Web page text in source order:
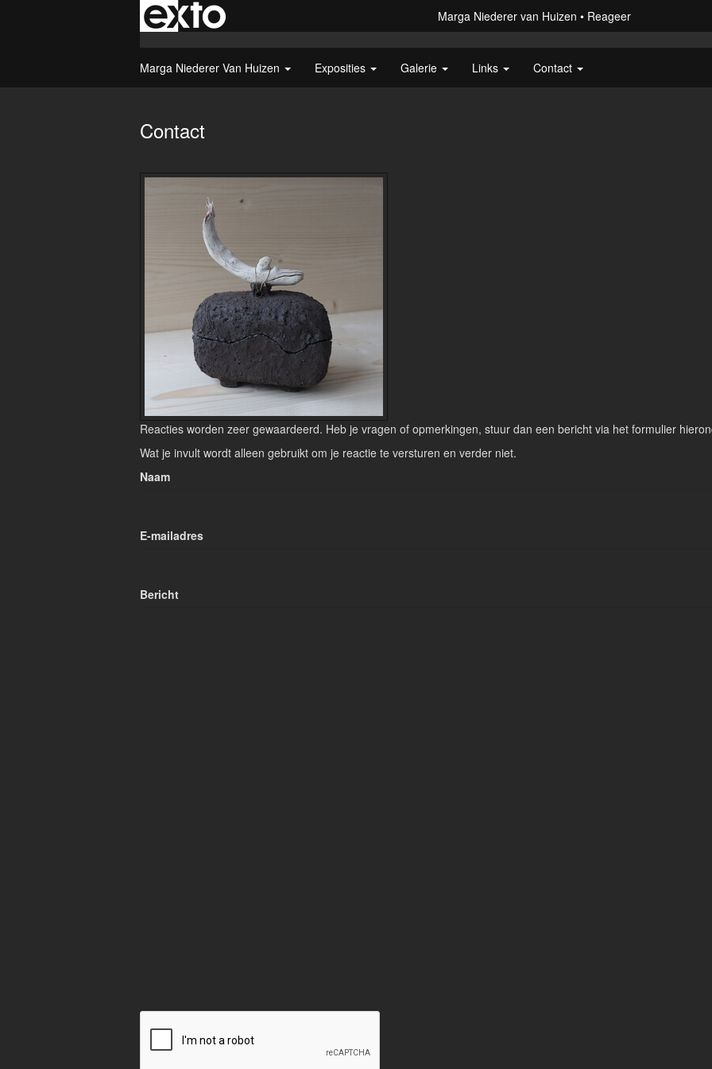
Marga Niederer van Huizen Reageer
Marga Niederer Van Huizen Exposities Galerie Links Contact
Contact
Reacties worden zeer gewaardeerd. Heb je vragen of opmerkingen, stuur dan een bericht via het formulier
Wat je invult wordt alleen gebruikt om je reactie te versturen en verder niet.
Naam
E-mailadres
Bericht